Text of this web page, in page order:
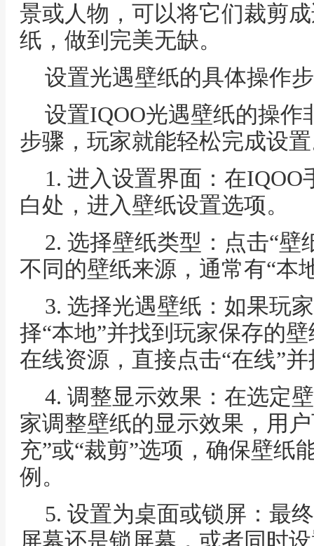
景或人物，可以将它们裁剪
纸，做到完美无缺。
设置光遇壁纸的具体操作
设置IQOO光遇壁纸的操
步骤，玩家就能轻松完成设
1. 进入设置界面：在
白处，进入壁纸设置选项。
2. 选择壁纸类型：点击“壁
不同的壁纸来源，通常有“本
3. 选择光遇壁纸：如果玩
择“本地”并找到玩家保存的
在线资源，直接点击“在线”
4. 调整显示效果：在选定
家调整壁纸的显示效果，用
充”或“裁剪”选项，确保壁纸
例。
5. 设置为桌面或锁屏：最
屏幕还是锁屏幕，或者同时